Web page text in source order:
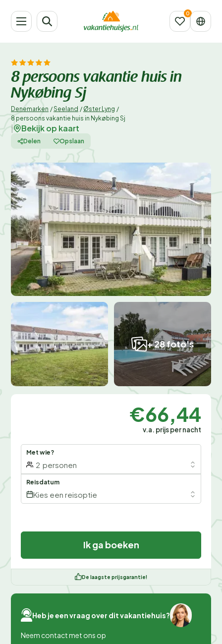
8 persoons vakantie huis in
Nykøbing Sj
Denemarken /Seeland / Øster Lyng /
8 persoons vakantie huis in Nykøbing Sj
Bekijk op kaart
Delen Opslaan
+ 28 foto's
€66,44
v.a. prijs per nacht
Met wie?
2 personen
Reisdatum
Kies een reisoptie
Ik ga boeken
De laagste prijsgarantie!
Heb je een vraag over dit vakantiehuis?
Neem contact met ons op